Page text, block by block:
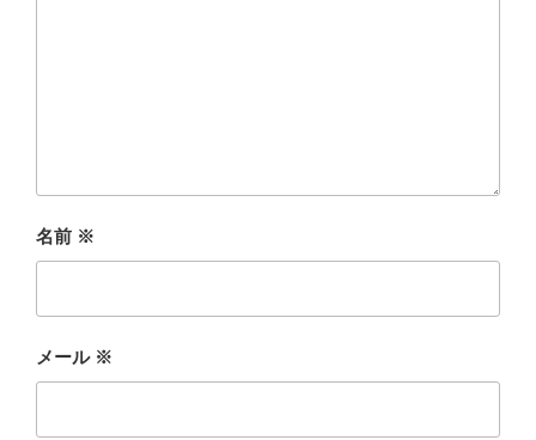
名前 ※
メール ※